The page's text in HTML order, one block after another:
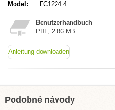
Model:
FC1224.4
Benutzerhandbuch
PDF, 2.86 MB
Anleitung downloaden
Podobné návody